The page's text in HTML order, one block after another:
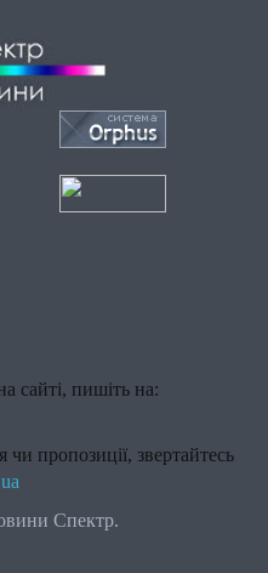
сайті, пишіть на:
пропозиції, звертайтесь
Спектр.